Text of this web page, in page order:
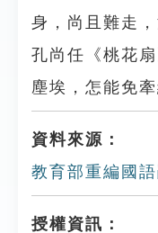
身，尚且難走
孔尚任《桃花
塵埃，怎能免牽
資料來源：
教育部重編國
授權資訊：